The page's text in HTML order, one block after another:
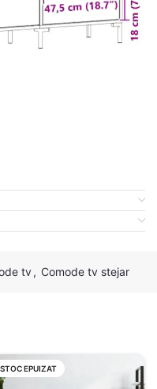
tv, Comode tv stejar
STOC EPUIZAT